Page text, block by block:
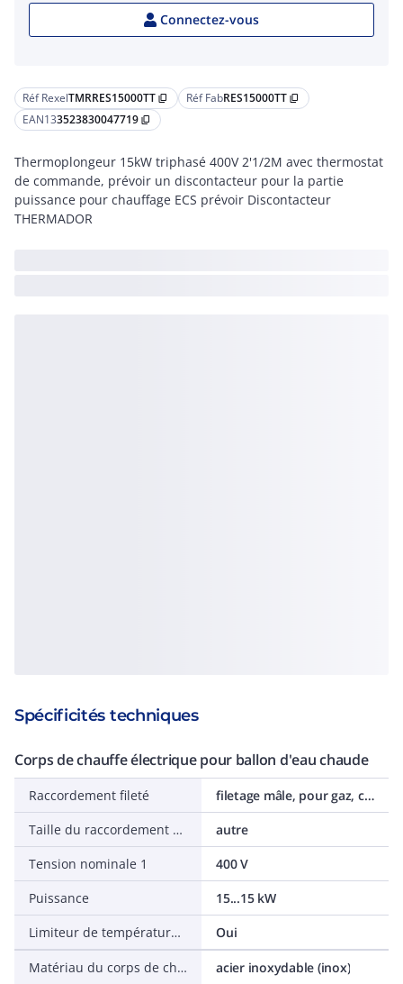
Réf RexelTMRRES15000TT content_copy Réf FabRES15000TT content_copy
EAN133523830047719 content_copy
Thermoplongeur 15kW triphasé 400V 2'1/2M avec thermostat
de commande, prévoir un discontacteur pour la partie
puissance pour chauffage ECS prévoir Discontacteur
THERMADOR
Connectez-vous
Spécificités techniques
Corps de chauffe électrique pour ballon d'eau chaude
Raccordement fileté
filetage mâle, pour gaz, cylindrique (BSPP)
Taille du raccordement fileté
autre
Tension nominale 1
400 V
Puissance
15...15 kW
Limiteur de température de sécurité
Oui
Matériau du corps de chauffe acier inoxydable (inox)